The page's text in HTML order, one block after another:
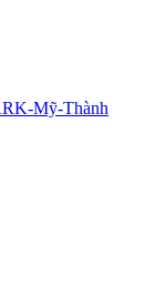
Mỹ-Thành